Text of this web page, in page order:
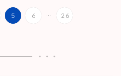
5 6 ... 26